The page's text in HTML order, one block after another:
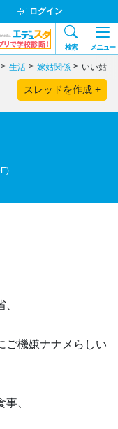
ログイン
検索 メニュー
生活 嫁姑関係 いい姑や
スレッドを作成 +
ご機嫌ナナメらしい
、